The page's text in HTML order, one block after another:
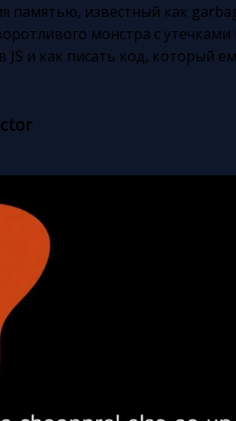
известный как
монстра с утечками
и как писать код, который